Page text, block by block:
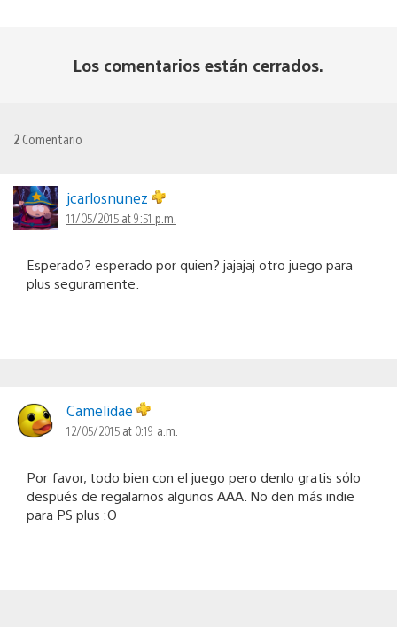
Los comentarios están cerrados.
2 Comentario
jcarlosnunez
11/05/2015 at 9:51 p.m.
Esperado? esperado por quien? jajajaj otro juego para
plus seguramente.
Camelidae
12/05/2015 at 0:19 a.m.
Por favor, todo bien con el juego pero denlo gratis sólo
después de regalarnos algunos AAA. No den más indie
para PS plus :O